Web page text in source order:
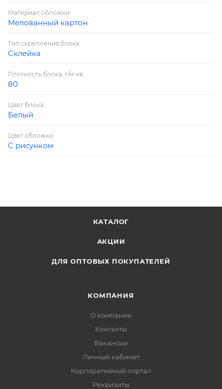
Материал обложки
Мелованный картон
Тип скрепления блока
Склейка
Плотность блока, г/м.кв
80
Цвет блока
Белый
Цвет обложки
С рисунком
КАТАЛОГ
АКЦИИ
ДЛЯ ОПТОВЫХ ПОКУПАТЕЛЕЙ
КОМПАНИЯ
О компании
Контакты
Вакансии
Личный кабинет
Корпоративный портал
Реквизиты